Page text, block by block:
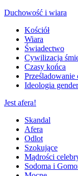
Duchowość i wiara
Kościół
Wiara
Świadectwo
Cywilizacja
Czasy końca
Prześladowanie
Ideologia gender
Jest afera!
Skandal
Afera
Odlot
Szokujące
Mądrości
Sodoma i